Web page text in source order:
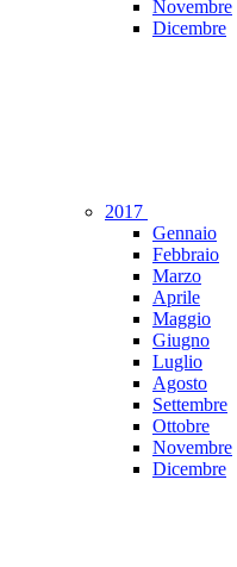
Novembre
Dicembre
2017
Gennaio
Febbraio
Marzo
Aprile
Maggio
Giugno
Luglio
Agosto
Settembre
Ottobre
Novembre
Dicembre